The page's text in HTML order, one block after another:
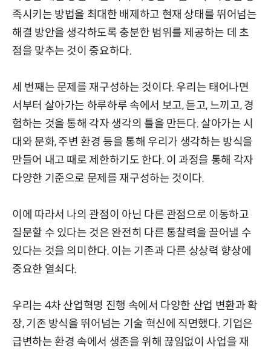
족시키는 방법을 최대한 배제하고 현재 상태를 뛰어넘는
해결 방안을 생각하도록 충분한 범위를 제공하는 데 초
점을 맞추는 것이 중요하다.
세 번째는 문제를 재구성하는 것이다. 우리는 태어나면
서부터 살아가는 하루하루 속에서 보고, 듣고, 느끼고, 경
험하는 것을 통해 각자 생각의 틀을 만든다. 살아가는 시
대와 문화, 주변 환경 등을 통해 우리가 생각하는 방식을
만들어 내고 때로 제한하기도 한다. 이 과정을 통해 각자
다양한 기준으로 문제를 재구성하는 것이다.
이에 따라서 나의 관점이 아닌 다른 관점으로 이동하고
질문할 수 있다는 것은 완전히 다른 통찰력을 끌어낼 수
있다는 것을 의미한다. 이는 기존과 다른 상상력 향상에
중요한 열쇠다.
우리는 4차 산업혁명 진행 속에서 다양한 산업 변환과 확
장, 기존 방식을 뛰어넘는 기술 혁신에 직면했다. 기업은
급변하는 환경 속에서 생존을 위해 끊임없이 사업을 재